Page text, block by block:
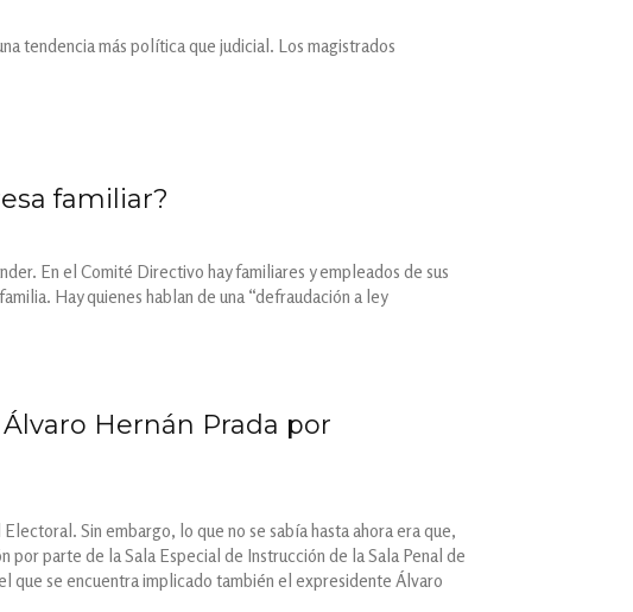
tendencia más política que judicial. Los magistrados
familiar?
En el Comité Directivo hay familiares y empleados de sus
Hay quienes hablan de una “defraudación a ley
Hernán Prada por
Sin embargo, lo que no se sabía hasta ahora era que,
parte de la Sala Especial de Instrucción de la Sala Penal de
que se encuentra implicado también el expresidente Álvaro